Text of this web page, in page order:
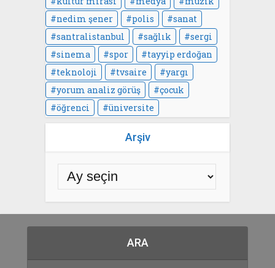
nedim şener
polis
sanat
santralistanbul
sağlık
sergi
sinema
spor
tayyip erdoğan
teknoloji
tvsaire
yargı
yorum analiz görüş
çocuk
öğrenci
üniversite
Arşiv
ARA